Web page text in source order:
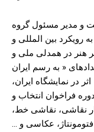
و مدیر مسئول گروه
رویکرد بین المللی و
هنر در همدلی ملی و
« به رسم ایران
پرگهر» شامل 45 اثر در نمایشگاه ترکیه و 50 اثر در نمایشگاه ایران،
طی دوره فراخوان انتخاب و
نقاشی، نقاشی خط،
عکاسی و …